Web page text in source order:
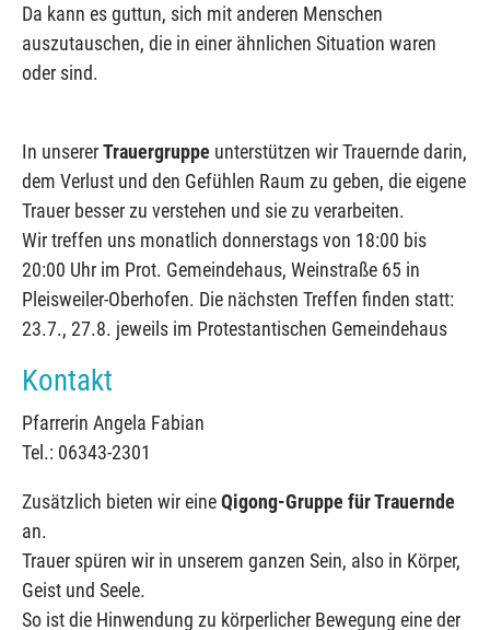
Da kann es guttun, sich mit anderen Menschen
auszutauschen, die in einer ähnlichen Situation waren
oder sind.
In unsererTrauergruppe unterstützen wir Trauernde darin,
dem Verlust und den Gefühlen Raum zu geben, die eigene
Trauer besser zu verstehen und sie zu verarbeiten.
Wir treffen uns monatlich donnerstags von 18:00 bis
20:00 Uhr im Prot. Gemeindehaus, Weinstraße 65 in
Pleisweiler-Oberhofen. Die nächsten Treffen finden statt:
23.7., 27.8. jeweils im Protestantischen Gemeindehaus
Kontakt
Pfarrerin Angela Fabian
Tel.: 06343-2301
Zusätzlich bieten wir eineQigong-Gruppe für Trauernde
an.
Trauer spüren wir in unserem ganzen Sein, also in Körper,
Geist und Seele.
So ist die Hinwendung zu körperlicher Bewegung eine der